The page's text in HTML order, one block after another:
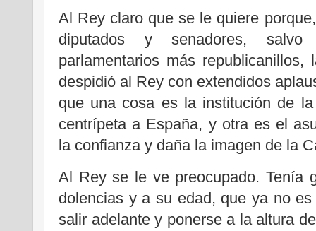
Al Rey claro que se le quiere
diputados y senadores, salvo
parlamentarios más
despidió al Rey con extendidos
que una cosa es la institución de
centrípeta a España, y otra es el
la confianza y daña la imagen de la
Al Rey se le ve preocupado. Tenía
dolencias y a su edad, que ya no
salir adelante y ponerse a la altura